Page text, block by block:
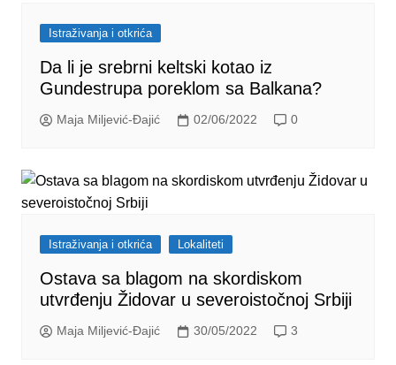
Istraživanja i otkrića
Da li je srebrni keltski kotao iz
Gundestrupa poreklom sa Balkana?
Maja Miljević-Đajić 02/06/2022 0
Istraživanja i otkrića Lokaliteti
Ostava sa blagom na skordiskom
utvrđenju Židovar u severoistočnoj Srbiji
Maja Miljević-Đajić 30/05/2022 3